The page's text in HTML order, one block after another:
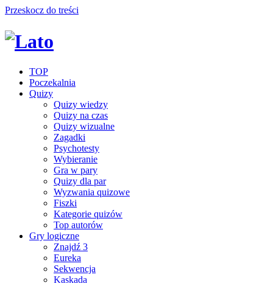
Przeskocz do treści
TOP
Poczekalnia
Quizy
Quizy wiedzy
Quizy na czas
Quizy wizualne
Zagadki
Psychotesty
Wybieranie
Gra w pary
Quizy dla par
Wyzwania quizowe
Fiszki
Kategorie quizów
Top autorów
Gry logiczne
Znajdź 3
Eureka
Sekwencja
Kaskada